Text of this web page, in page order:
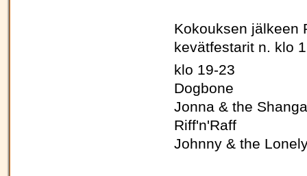
Kokouksen jälkeen
kevätfestarit n. klo
klo 19-23
Dogbone
Jonna & the
Riff'n'Raff
Johnny & the